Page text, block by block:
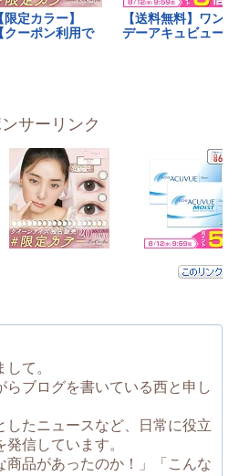
サーリンク
て。
らブログを書いている西と申し
したニュースなど、日常に役立
発信しています。
商品があったのか！」「こんな